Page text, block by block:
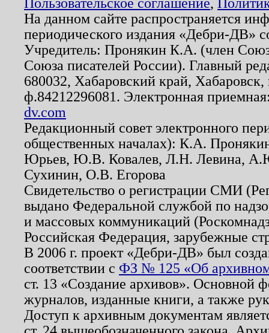
На данном сайте распространяется
периодического издания «Дебри-ДВ»
Учредитель: Пронякин К.А. (член
Союза писателей России). Главный
680032, Хабаровский край,
ф.84212296081. Электронная
dv.com
Редакционный совет электронного
общественных началах): К.А.
Юрьев, Ю.В. Ковалев, Л.Н. Левина,
Сухинин, О.В. Егорова
Свидетельство о регистрации СМИ
выдано Федеральной службой по
и массовых коммуникаций
Российская Федерация, зарубежные
В 2006 г. проект «Дебри-ДВ» был
соответствии с ФЗ № 125 «Об
ст. 13 «Создание архивов». Основной
журналов, изданные книги, а также
Доступ к архивным документам